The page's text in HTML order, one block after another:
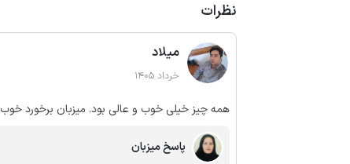
نظرات
میلاد
خرداد 1405
همه چیز خیلی خوب و عالی بود. میزبان برخورد
پاسخ میزبان